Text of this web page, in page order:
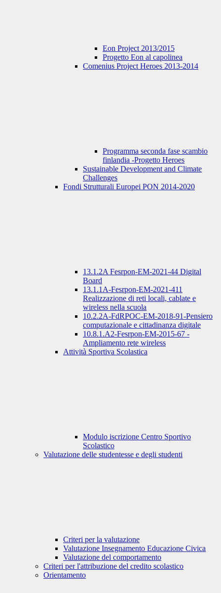
Eon Project 2013/2015
Progetto Eon al capolinea
Comenius Project Heroes 2013-2014
Programma seconda fase scambio
finlandia -Progetto Heroes
Sustainable Development and Climate
Challenges
Fondi Strutturali Europei PON 2014-2020
13.1.2A Fesrpon-EM-2021-44 Digital
Board
13.1.1A-Fesrpon-EM-2021-411
Realizzazione di reti locali, cablate e
wireless nella scuola
10.2.2A-FdRPOC-EM-2018-91-Pensiero
computazionale e cittadinanza digitale
10.8.1.A2-Fesrpon-EM-2015-67 -
Ampliamento rete wireless
Attività Sportiva Scolastica
Modulo iscrizione Centro Sportivo
Scolastico
Valutazione delle studentesse e degli studenti
Criteri per la valutazione
Valutazione Insegnamento Educazione Civica
Valutazione del comportamento
Criteri per l'attribuzione del credito scolastico
Orientamento